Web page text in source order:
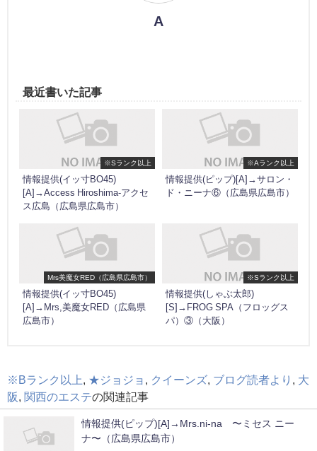
A
最近書いた記事
※Sランク以上
情報提供(イッ寸BO45)
[A]→Access Hiroshima-アクセ
ス広島（広島県広島市）
※Aランク以上
情報提供(ピップ)[A]→サロン・
ド・ニーナ⑥（広島県広島市）
Mrs美魔女RED（広島県広島市）
情報提供(イッ寸BO45)
[A]→Mrs,美魔女RED（広島県
広島市）
※Sランク以上
情報提供(しゃぶ太郎)
[S]→FROG SPA（フロッグス
パ）③（大阪）
※Bランク以上 ★ジョジョ クイーンズ ブログ読者より
大
阪
関西のエステの関連記事
情報提供(ピップ)[A]→Mrs.ni-na 〜ミセス ニー
ナ〜（広島県広島市）